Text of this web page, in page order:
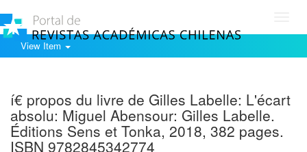
View Item
í€ propos du livre de Gilles Labelle: L'écart
absolu: Miguel Abensour: Gilles Labelle.
Éditions Sens et Tonka, 2018, 382 pages.
ISBN 9782845342774